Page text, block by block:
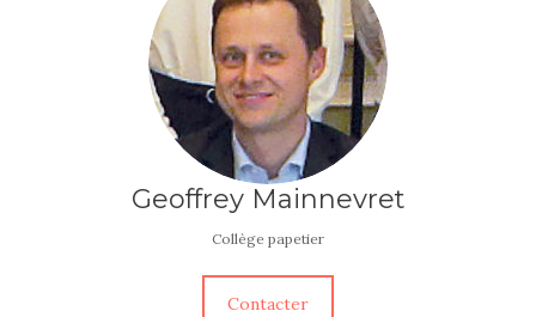
Geoffrey Mainnevret
Collège papetier
Contacter